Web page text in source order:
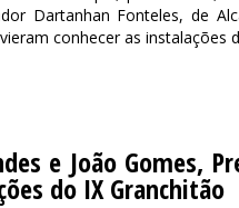
Dartanhan Fonteles, de
conhecer as instalações
e João Gomes,
do IX Granchitão